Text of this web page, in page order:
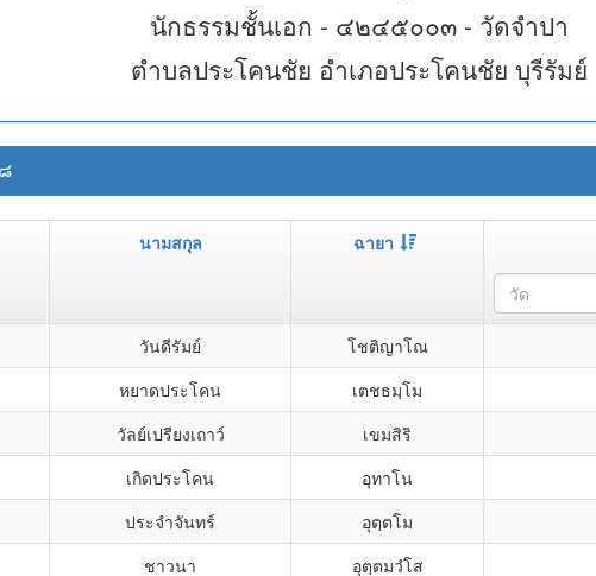
นักธรรมชั้นเอก - ๔๒๔๕๐๐๓ - วัดจำปา
ตำบลประโคนชัย อำเภอประโคนชัย บุรีรัมย์
นามสกุล ฉายา
วัด
วันดีรัมย์ โชติญาโณ
หยาดประโคน เตชธมฺโม
วัลย์เปรียงเถาว์ เขมสิริ
เกิดประโคน อุทาโน
ประจำจันทร์ อุตฺตโม
ชาวนา อุตฺตมวํโส